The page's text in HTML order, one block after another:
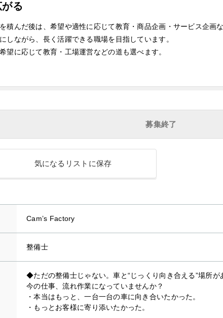
る
積んだ後は、希望や適性に応じて教育・商品企画・サービス企画
しながら、長く活躍できる職場を目指しています。
望に応じて教育・工場運営などの道も選べます。
募集終了
気になるリストに保存
Cam’s Factory
整備士
◆ただの整備士じゃない。車と“じっくり向き合える”場所が
今の仕事、流れ作業になっていませんか？
・本当はもっと、一台一台の車に向き合いたかった。
・もっとお客様に寄り添いたかった。